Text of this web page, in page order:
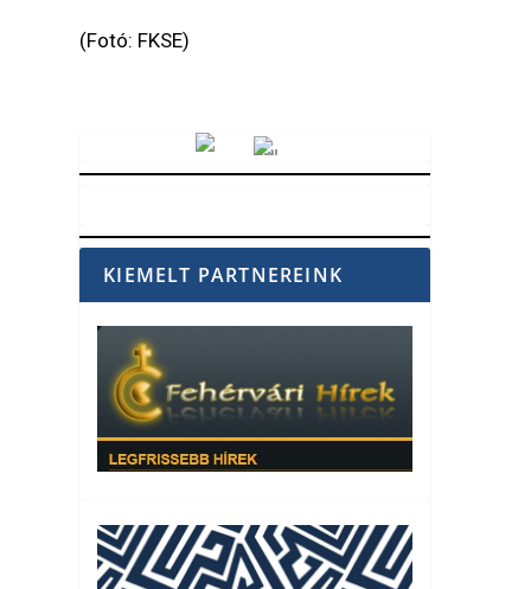
(Fotó: FKSE)
KIEMELT PARTNEREINK